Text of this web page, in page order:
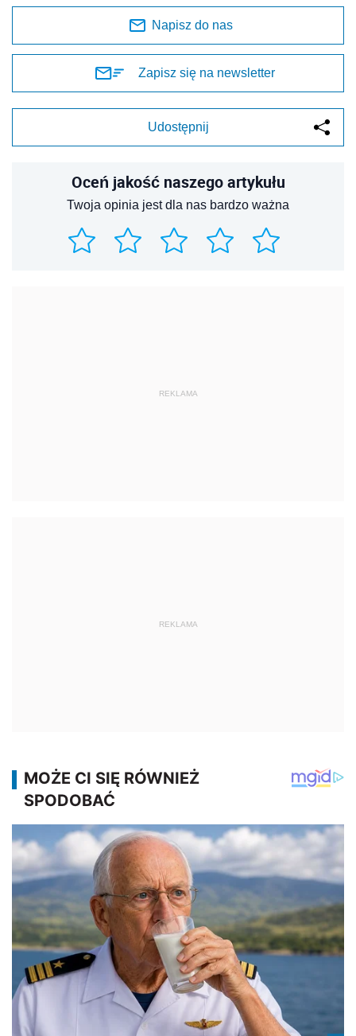
Napisz do nas
Zapisz się na newsletter
Udostępnij
Oceń jakość naszego artykułu
Twoja opinia jest dla nas bardzo ważna
REKLAMA
REKLAMA